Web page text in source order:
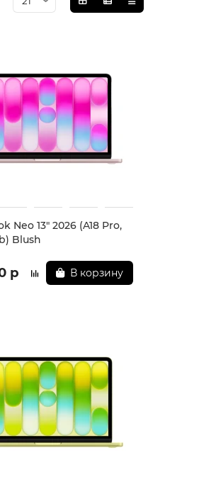
Neo 13" 2026 (A18 Pro,
Blush
р В корзину